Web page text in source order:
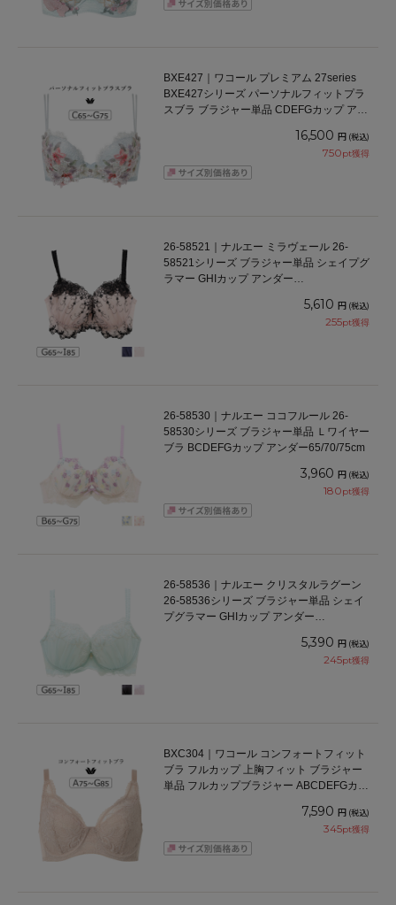
BXE427｜ワコール プレミアム 27series
BXE427シリーズ パーソナルフィットプラ
スブラ ブラジャー単品 CDEFGカップ アン
16,500 円 (税込)
750pt獲得
26-58521｜ナルエー ミラヴェール 26-
58521シリーズ ブラジャー単品 シェイプグ
ラマー GHIカップ アンダー
5,610 円 (税込)
255pt獲得
26-58530｜ナルエー ココフルール 26-
58530シリーズ ブラジャー単品 Ｌワイヤー
ブラ BCDEFGカップ アンダー65/70/75cm
3,960 円 (税込)
180pt獲得
26-58536｜ナルエー クリスタルラグーン
26-58536シリーズ ブラジャー単品 シェイ
プグラマー GHIカップ アンダー
5,390 円 (税込)
245pt獲得
BXC304｜ワコール コンフォートフィット
ブラ フルカップ 上胸フィット ブラジャー
単品 フルカップブラジャー ABCDEFGカッ
7,590 円 (税込)
345pt獲得